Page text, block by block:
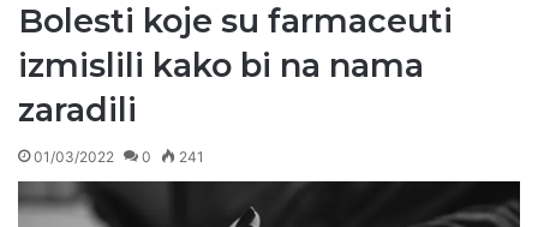
Bolesti koje su farmaceuti
izmislili kako bi na nama
zaradili
01/03/2022 0 241